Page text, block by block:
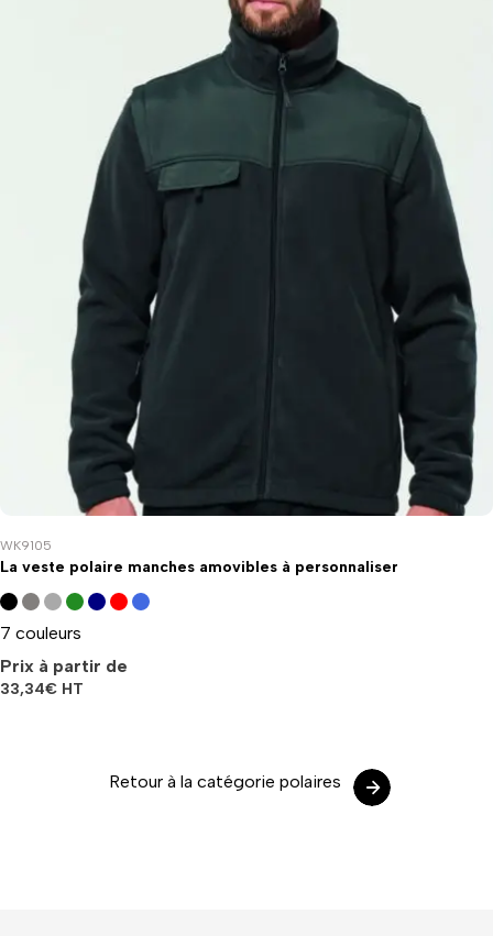
WK9105
La veste polaire manches amovibles à personnaliser
7 couleurs
Prix à partir de
33,34€ HT
Retour à la catégorie polaires